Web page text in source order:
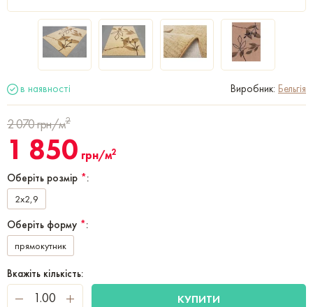
в наявності Виробник: Бельгія
2 070грн/м2
1 850 грн/м2
Оберіть розмір *:
2x2,9
Оберіть форму *:
прямокутник
Вкажіть кількість:
КУПИТИ